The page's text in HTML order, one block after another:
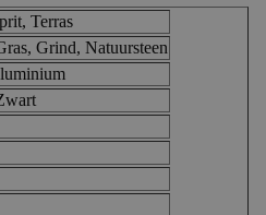
Terras
Grind, Natuursteen